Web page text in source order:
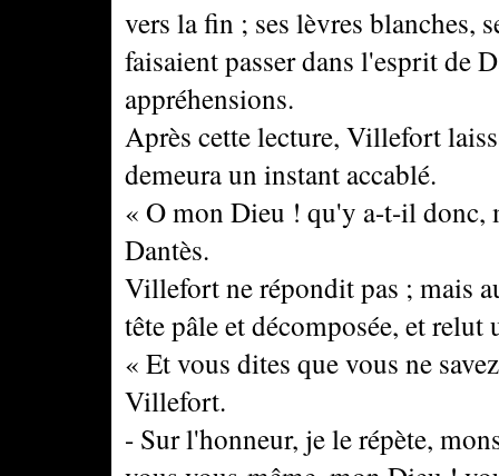
vers la fin ; ses lèvres blanches,
faisaient passer dans l'esprit de
appréhensions.
Après cette lecture, Villefort
demeura un instant accablé.
« O mon Dieu ! qu'y a-t-il donc,
Dantès.
Villefort ne répondit pas ; mais
tête pâle et décomposée, et relut
« Et vous dites que vous ne
Villefort.
- Sur l'honneur, je le répète,